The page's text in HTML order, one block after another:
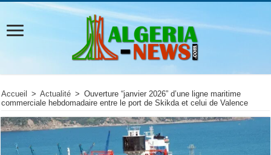
Accueil > Actualité > Ouverture “janvier 2026” d’une ligne maritime
commerciale hebdomadaire entre le port de Skikda et celui de Valence